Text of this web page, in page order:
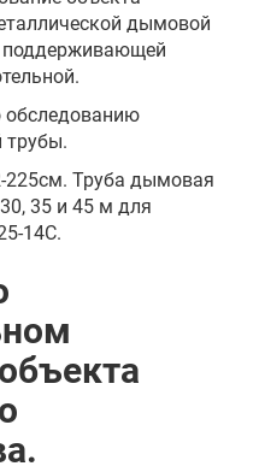
дымовой
поддерживающей
обследованию
трубы.
225см. Труба дымовая
35 и 45 м для
14С.